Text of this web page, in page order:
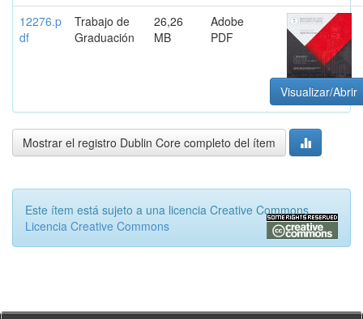
12276.p
df
Trabajo de
Graduación
26,26
MB
Adobe
PDF
Visualizar/Abrir
Mostrar el registro Dublin Core completo del ítem
Este ítem está sujeto a una licencia Creative Commons
Licencia Creative Commons